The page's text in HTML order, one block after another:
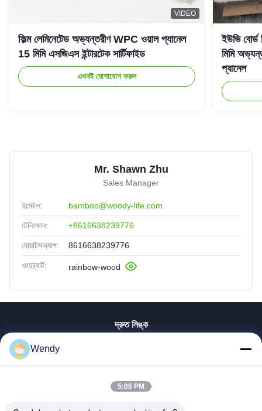
VIDEO
ফিল্ম লেমিনেটেড অভ্যন্তরীণ WPC ওয়াল প্যানেল
15 মিমি এসজিএস ইন্টারটেক সার্টিফাইড
এখনই যোগাযোগ করুন
ইউভি
মিমি
প্যানেল
Mr. Shawn Zhu
Sales Manager
ইমেইল: bamboo@woody-life.com
টেলিফোন: +8616638239776
হোয়াটসঅ্যাপ: 8616638239776
ওয়েচ্যাট: rainbow-wood
দ্রুত লিঙ্ক
ভিআর শো
Wendy
5:06 PM